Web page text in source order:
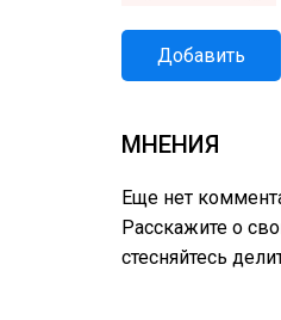
Добавить
МНЕНИЯ
Еще нет
Расскажите о
стесняйтесь